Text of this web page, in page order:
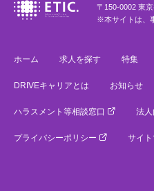
〒150-0002 東
※本サイトは、
ホーム 求人を探す 特集
DRIVEキャリアとは お知らせ
ハラスメント等相談窓口 法
プライバシーポリシー サイ